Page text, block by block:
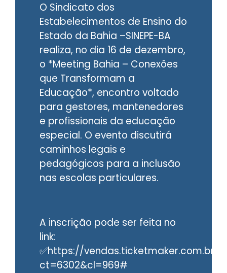
O Sindicato dos
Estabelecimentos de Ensino do
Estado da Bahia –SINEPE-BA
realiza, no dia 16 de dezembro,
o *Meeting Bahia – Conexões
que Transformam a
Educação*, encontro voltado
para gestores, mantenedores
e profissionais da educação
especial. O evento discutirá
caminhos legais e
pedagógicos para a inclusão
nas escolas particulares.
A inscrição pode ser feita no
link:
✅https://vendas.ticketmaker.com.br/?
ct=6302&cl=969#